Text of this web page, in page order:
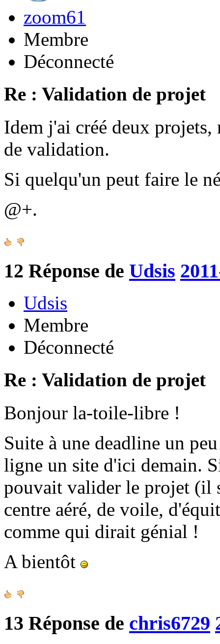
zoom61
Membre
Déconnecté
Re : Validation de projet
Idem j'ai créé deux
de validation.
Si quelqu'un peut faire le
@+.
12 Réponse de Udsis
Udsis
Membre
Déconnecté
Re : Validation de projet
Bonjour la-toile-libre !
Suite à une deadline un
ligne un site d'ici demain.
pouvait valider le projet (il
centre aéré, de voile,
comme qui dirait génial !
A bientôt
13 Réponse de chris6729